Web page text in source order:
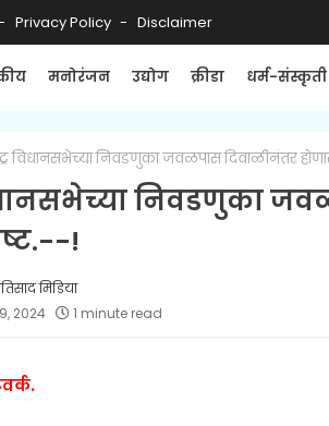
Privacy Policy Disclaimer
मनोरंजन उद्योग क्रीडा धर्म-संस्कृती
विधानसभेच्या निवडणुका जवळपास दिवाळीनंतर
निवडणुका
!
मिडिया
2024
1 minute read